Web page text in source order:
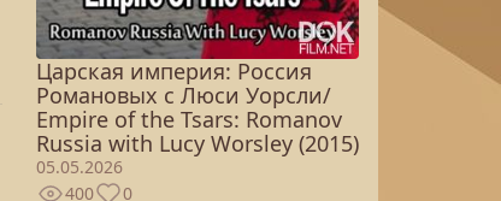
Царская империя: Россия
Романовых с Люси Уорсли/
Empire of the Tsars: Romanov
Russia with Lucy Worsley (2015)
05.05.2026
400
0